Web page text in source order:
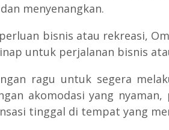
menyenangkan.
bisnis atau rekreasi,
untuk perjalanan bisnis
ragu untuk segera
akomodasi yang
tinggal di tempat yang